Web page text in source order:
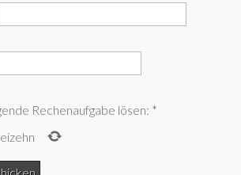
Rechenaufgabe lösen: *